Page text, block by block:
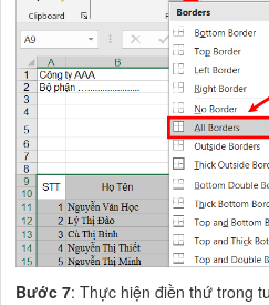
Bước 7: Thực hiện điền thứ trong